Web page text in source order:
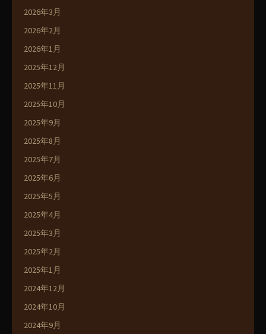
2026年3月
2026年2月
2026年1月
2025年12月
2025年11月
2025年10月
2025年9月
2025年8月
2025年7月
2025年6月
2025年5月
2025年4月
2025年3月
2025年2月
2025年1月
2024年12月
2024年10月
2024年9月